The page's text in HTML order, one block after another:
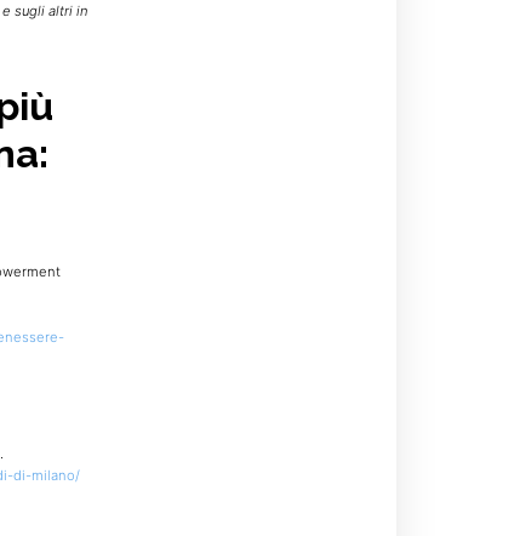
sugli altri in
di-milano/